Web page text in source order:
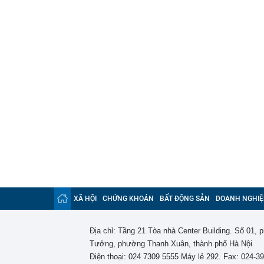
XÃ HỘI CHỨNG KHOÁN BẤT ĐỘNG SẢN DOANH
Địa chỉ: Tầng 21 Tòa nhà Center Building. Số 01,
Tưởng, phường Thanh Xuân, thành phố Hà Nội
Điện thoại: 024 7309 5555 Máy lẻ 292. Fax: 024-